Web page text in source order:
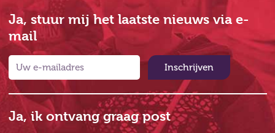
Ja, stuur mij het laatste nieuws via e-
mail
Inschrijven
Ja, ik ontvang graag post